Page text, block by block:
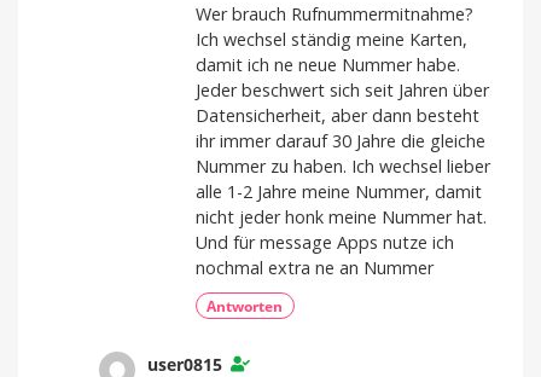
Wer brauch Rufnummermitnahme?
Ich wechsel ständig meine Karten,
damit ich ne neue Nummer habe.
Jeder beschwert sich seit Jahren über
Datensicherheit, aber dann besteht
ihr immer darauf 30 Jahre die gleiche
Nummer zu haben. Ich wechsel lieber
alle 1-2 Jahre meine Nummer, damit
nicht jeder honk meine Nummer hat.
Und für message Apps nutze ich
nochmal extra ne an Nummer
Antworten
user0815